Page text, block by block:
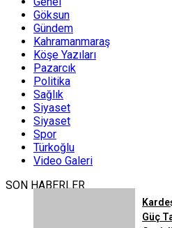
Göksun
Gündem
Kahramanmaraş
Köşe Yazıları
Pazarcık
Politika
Sağlık
Siyaset
Siyaset
Spor
Türkoğlu
Video Galeri
SON HABERLER
Güç